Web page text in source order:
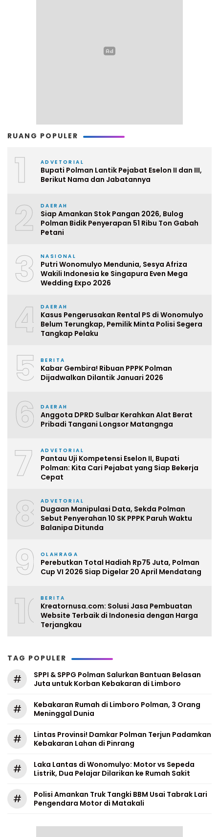
RUANG POPULER
1 ADVETORIAL
Bupati Polman Lantik Pejabat Eselon II dan III,
Berikut Nama dan Jabatannya
2 DAERAH
Siap Amankan Stok Pangan 2026, Bulog
Polman Bidik Penyerapan 51 Ribu Ton Gabah
Petani
3 NASIONAL
Putri Wonomulyo Mendunia, Sesya Afriza
Wakili Indonesia ke Singapura Even Mega
Wedding Expo 2026
4 DAERAH
Kasus Pengerusakan Rental PS di Wonomulyo
Belum Terungkap, Pemilik Minta Polisi Segera
Tangkap Pelaku
5 BERITA
Kabar Gembira! Ribuan PPPK Polman
Dijadwalkan Dilantik Januari 2026
6 DAERAH
Anggota DPRD Sulbar Kerahkan Alat Berat
Pribadi Tangani Longsor Matangnga
7 ADVETORIAL
Pantau Uji Kompetensi Eselon II, Bupati
Polman: Kita Cari Pejabat yang Siap Bekerja
Cepat
8 ADVETORIAL
Dugaan Manipulasi Data, Sekda Polman
Sebut Penyerahan 10 SK PPPK Paruh Waktu
Balanipa Ditunda
9 OLAHRAGA
Perebutkan Total Hadiah Rp75 Juta, Polman
Cup VI 2026 Siap Digelar 20 April Mendatang
10BERITA
Kreatornusa.com: Solusi Jasa Pembuatan
Website Terbaik di Indonesia dengan Harga
Terjangkau
TAG POPULER
#
SPPI & SPPG Polman Salurkan Bantuan Belasan
Juta untuk Korban Kebakaran di Limboro
#
Kebakaran Rumah di Limboro Polman, 3 Orang
Meninggal Dunia
#
Lintas Provinsi! Damkar Polman Terjun Padamkan
Kebakaran Lahan di Pinrang
#
Laka Lantas di Wonomulyo: Motor vs Sepeda
Listrik, Dua Pelajar Dilarikan ke Rumah Sakit
#
Polisi Amankan Truk Tangki BBM Usai Tabrak Lari
Pengendara Motor di Matakali